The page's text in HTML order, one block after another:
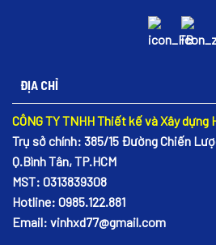
ĐỊA CHỈ
CÔNG TY TNHH Thiết kế và Xây dựng
Trụ sở chính: 385/15 Đường Chiến
Q.Bình Tân, TP.HCM
MST: 0313839308
Hotline: 0985.122.881
Email: vinhxd77@gmail.com